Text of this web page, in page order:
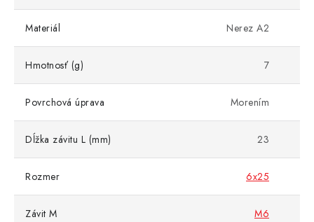
Materiál Nerez A2
Hmotnosť (g) 7
Povrchová úprava Morením
Dĺžka závitu L (mm) 23
Rozmer 6x25
Závit M M6